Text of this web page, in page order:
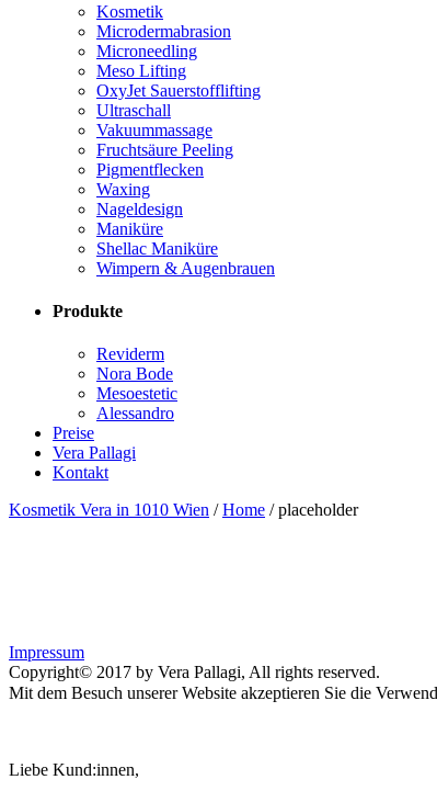
Kosmetik
Microdermabrasion
Microneedling
Meso Lifting
OxyJet Sauerstofflifting
Ultraschall
Vakuummassage
Fruchtsäure Peeling
Pigmentflecken
Waxing
Nageldesign
Maniküre
Shellac Maniküre
Wimpern & Augenbrauen
Produkte
Reviderm
Nora Bode
Mesoestetic
Alessandro
Preise
Vera Pallagi
Kontakt
Kosmetik Vera in 1010 Wien /Home /placeholder
Impressum
Copyright© 2017 by Vera Pallagi, All rights reserved.
Mit dem Besuch unserer Website akzeptieren Sie die
Liebe Kund:innen,